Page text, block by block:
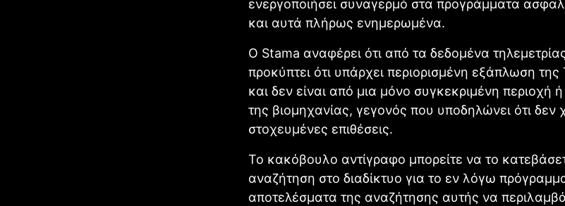
ενεργοποιήσει συναγερμό στα προγράμματα
και αυτά πλήρως ενημερωμένα.
Ο Stama αναφέρει ότι από τα δεδομένα
προκύπτει ότι υπάρχει περιορισμένη εξάπλωση
και δεν είναι από μια μόνο συγκεκριμένη περιοχή
της βιομηχανίας, γεγονός που υποδηλώνει ότι δεν
στοχευμένες επιθέσεις.
Το κακόβουλο αντίγραφο μπορείτε να το
αναζήτηση στο διαδίκτυο για το εν λόγω
αποτελέσματα της αναζήτησης αυτής να